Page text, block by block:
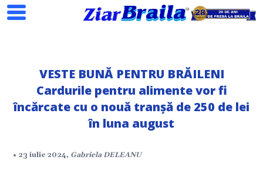
VESTE BUNĂ PENTRU BRĂILENI
Cardurile pentru alimente vor fi
încărcate cu o nouă tranșă de 250 de lei
în luna august
• 23 iulie 2024, Gabriela DELEANU